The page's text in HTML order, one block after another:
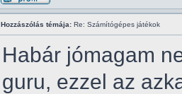
Hozzászólás témája: Re: Számítógépes játékok
Habár jómagam
guru, ezzel az